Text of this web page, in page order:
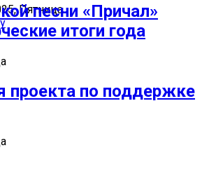
Пятница
песни «Причал»
итоги года
проекта по поддержке